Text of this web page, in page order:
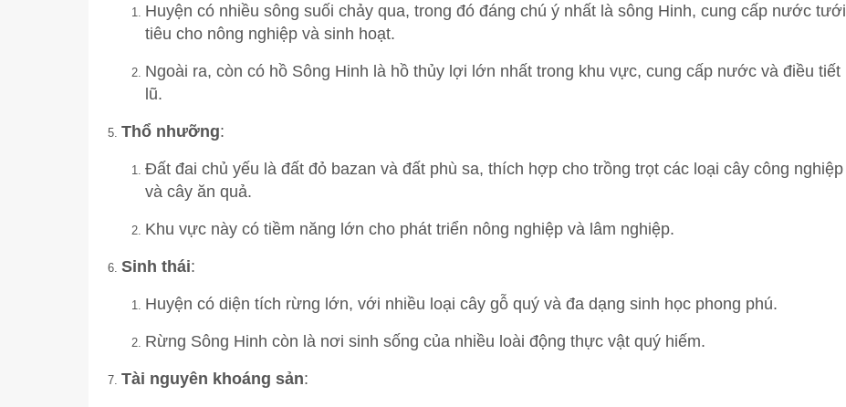
Huyện có nhiều sông suối chảy qua, trong đó đáng chú ý nhất là sông Hinh, cung cấp nước tưới
tiêu cho nông nghiệp và sinh hoạt.
Ngoài ra, còn có hồ Sông Hinh là hồ thủy lợi lớn nhất trong khu vực, cung cấp nước và điều tiết
lũ.
Thổ nhưỡng:
Đất đai chủ yếu là đất đỏ bazan và đất phù sa, thích hợp cho trồng trọt các loại cây công nghiệp
và cây ăn quả.
Khu vực này có tiềm năng lớn cho phát triển nông nghiệp và lâm nghiệp.
Sinh thái:
Huyện có diện tích rừng lớn, với nhiều loại cây gỗ quý và đa dạng sinh học phong phú.
Rừng Sông Hinh còn là nơi sinh sống của nhiều loài động thực vật quý hiếm.
Tài nguyên khoáng sản: